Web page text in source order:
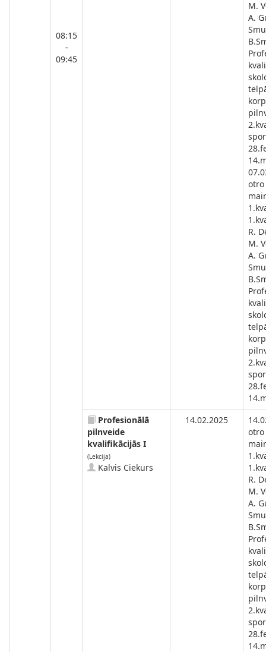
08:15
-
09:45
M.
A.
R.
M.
A.
Profesionālā
pilnveide
kvalifikācijās I
(Lekcija)
Kalvis Ciekurs
14.02.2025
R.
M.
A.